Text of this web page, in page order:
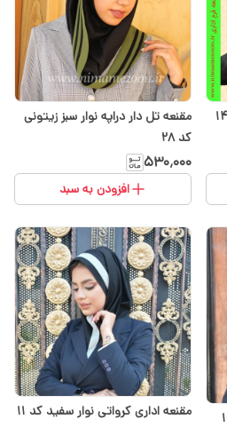
مقنعه تل دار دراپه نوار سبز زیتونی
کد 28
۵۳۰٬۰۰۰
افزودن به سبد
مقنعه اداری کرواتی نوار سفید کد ۱۱